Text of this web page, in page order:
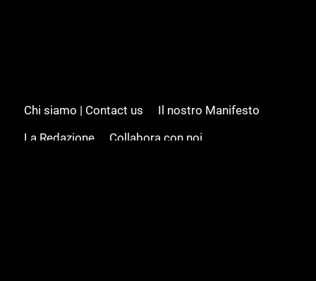
Chi siamo | Contact us
Il nostro Manifesto
La Redazione
Collabora con noi